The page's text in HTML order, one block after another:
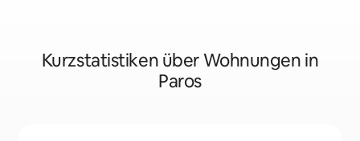
Kurzstatistiken über Wohnungen in
Paros